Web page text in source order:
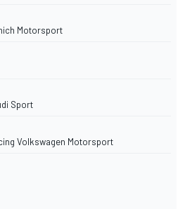
Motorsport
Sport
Volkswagen Motorsport